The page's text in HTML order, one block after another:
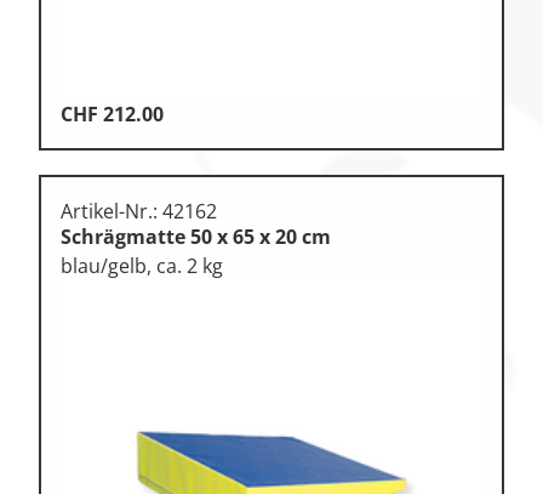
Zu den Print Medien
CHF 212.00
Artikel-Nr.: 42162
Schrägmatte 50 x 65 x 20 cm
blau/gelb, ca. 2 kg